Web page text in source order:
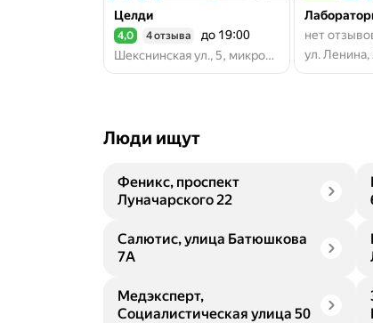
Целди
Рейтинг 4,0 из 5
4,0 4 отзыва
до 19:00
Шекснинская ул., 5, микрорайон Шексна Южная, рабочий посёлок Шексна
нет
Люди ищут
Феникс, проспект
Луначарского 22
Салютис, улица Батюшкова
7А
Медэксперт,
Социалистическая улица 50